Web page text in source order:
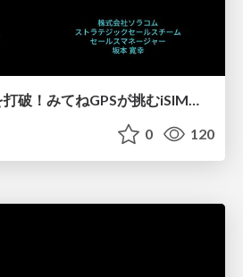
サイズと機能の壁を打破！みてねGPSが挑むiSIM活用秘話【SORACOM Discovery 2026】
0 120